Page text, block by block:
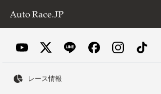
レース情報